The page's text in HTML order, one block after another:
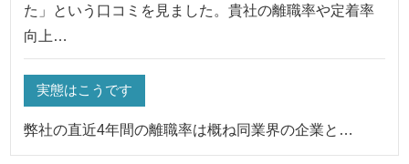
た」という口コミを見ました。貴社の離職率や定着率
向上…
実態はこうです
弊社の直近4年間の離職率は概ね同業界の企業と…